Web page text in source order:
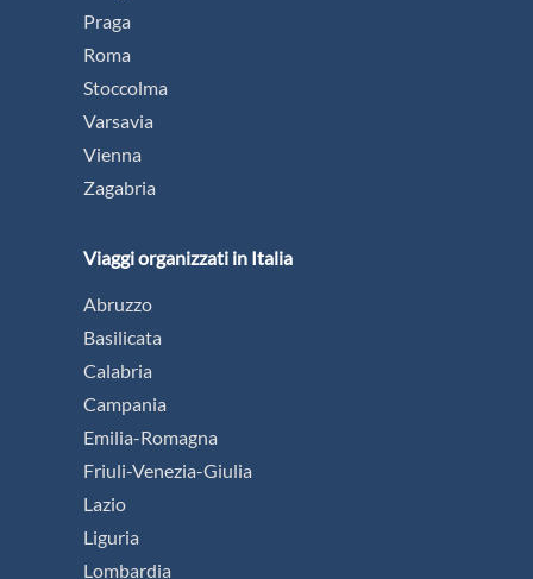
Praga
Roma
Stoccolma
Varsavia
Vienna
Zagabria
Viaggi organizzati in Italia
Abruzzo
Basilicata
Calabria
Campania
Emilia-Romagna
Friuli-Venezia-Giulia
Lazio
Liguria
Lombardia